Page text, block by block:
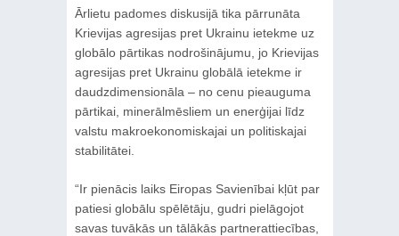
Ārlietu padomes diskusijā tika pārrunāta
Krievijas agresijas pret Ukrainu ietekme uz
globālo pārtikas nodrošinājumu, jo Krievijas
agresijas pret Ukrainu globālā ietekme ir
daudzdimensionāla – no cenu pieauguma
pārtikai, minerālmēsliem un enerģijai līdz
valstu makroekonomiskajai un politiskajai
stabilitātei.
“Ir pienācis laiks Eiropas Savienībai kļūt par
patiesi globālu spēlētāju, gudri pielāgojot
savas tuvākās un tālākās partnerattiecības,